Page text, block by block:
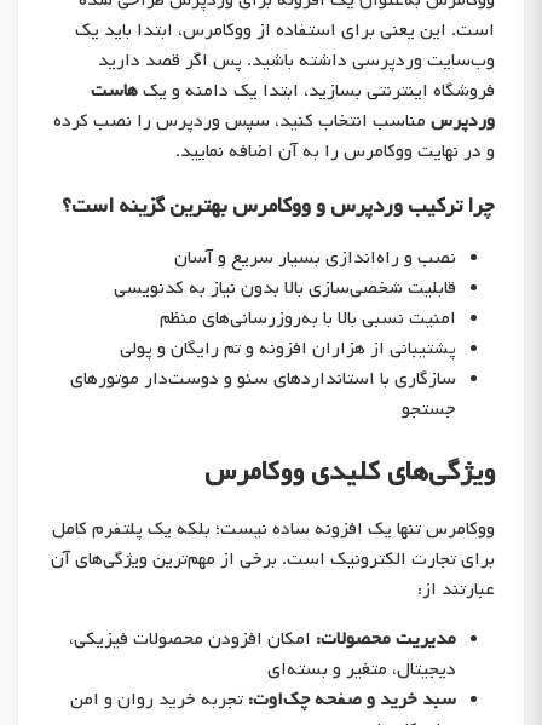
است. این یعنی برای استفاده از ووکامرس، ابتدا باید یک
وب‌سایت وردپرسی داشته باشید. پس اگر قصد دارید
فروشگاه اینترنتی بسازید، ابتدا یک دامنه و یکهاست
وردپرس مناسب انتخاب کنید، سپس وردپرس را نصب کرده
و در نهایت ووکامرس را به آن اضافه نمایید.
چرا ترکیب وردپرس و ووکامرس بهترین گزینه است؟
نصب و راه‌اندازی بسیار سریع و آسان
قابلیت شخصی‌سازی بالا بدون نیاز به کدنویسی
امنیت نسبی بالا با به‌روزرسانی‌های منظم
پشتیبانی از هزاران افزونه و تم رایگان و پولی
سازگاری با استانداردهای سئو و دوست‌دار موتورهای
جستجو
ویژگی‌های کلیدی ووکامرس
ووکامرس تنها یک افزونه ساده نیست؛ بلکه یک پلتفرم کامل
برای تجارت الکترونیک است. برخی از مهم‌ترین ویژگی‌های آن
عبارتند از:
مدیریت محصولات: امکان افزودن محصولات فیزیکی،
دیجیتال، متغیر و بسته‌ای
سبد خرید و صفحه چک‌اوت: تجربه خرید روان و امن